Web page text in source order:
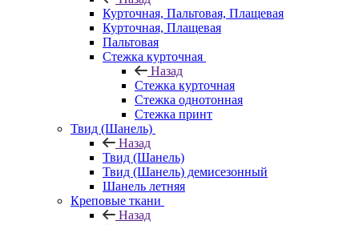
Курточная, Пальтовая, Плащевая
Курточная, Плащевая
Пальтовая
Стежка курточная
Назад
Стежка курточная
Стежка однотонная
Стежка принт
Твид (Шанель)
Назад
Твид (Шанель)
Твид (Шанель) демисезонный
Шанель летняя
Креповые ткани
Назад